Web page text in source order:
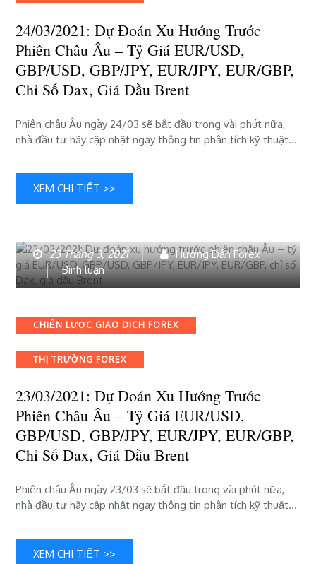
phiên
châu
Âu
–
tỷ
EUR/USD,
GBP/USD,
EUR/GBP,
giá
dầu
Brent
24/03/2021: Dự Đoán Xu Hướng Trước
Phiên Châu Âu – Tỷ Giá EUR/USD,
GBP/USD, GBP/JPY, EUR/JPY, EUR/GBP,
Chỉ Số Dax, Giá Dầu Brent
Phiên châu Âu ngày 24/03 sẽ bắt đầu trong vài phút nữa,
nhà đầu tư hãy cập nhật ngay thông tin phân tích kỹ thuật…
XEM CHI TIẾT >>
23 Tháng 3, 2021
Hướng Dẫn Forex
Bình luậnbài
viết
Dự
đoán
hướng
phiên
châu
Âu
–
tỷ
EUR/USD,
GBP/USD,
EUR/GBP,
Categories
CHIẾN LƯỢC GIAO DỊCH FOREX
THỊ TRƯỜNG FOREX
23/03/2021: Dự Đoán Xu Hướng Trước
Phiên Châu Âu – Tỷ Giá EUR/USD,
GBP/USD, GBP/JPY, EUR/JPY, EUR/GBP,
Chỉ Số Dax, Giá Dầu Brent
Phiên châu Âu ngày 23/03 sẽ bắt đầu trong vài phút nữa,
nhà đầu tư hãy cập nhật ngay thông tin phân tích kỹ thuật…
XEM CHI TIẾT >>